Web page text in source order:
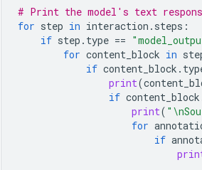
# Print the model's text
for step in interaction . steps :
if step . type ==
for content_block in
if content_block .
print(
if content_block
print( " \n
for
if